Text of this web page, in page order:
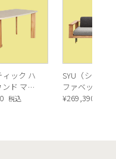
ィック ハ
ド マテ
ダイニ
税込
SYU（シュウ
ファベッド（
ュラル）
¥269,390